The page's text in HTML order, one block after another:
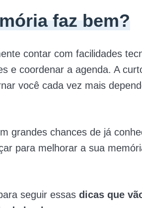
faz bem?
contar com facilidades
e coordenar a agenda. A
você cada vez mais
grandes chances de já
para melhorar a sua
seguir essas dicas que